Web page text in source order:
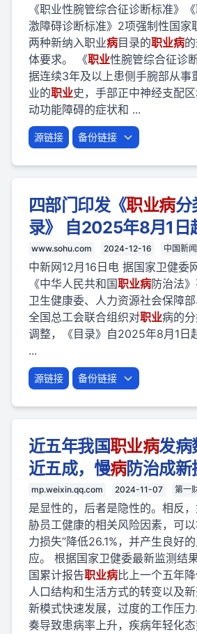
《职业性腕管综合征诊断标准》
激障碍诊断标准》2项强制性国家
两种新纳入职业病目录的职业病
体要求。 《职业性腕管综合征诊
据连续3年及以上患侧手腕部从事
业的职业史，手部正中神经支配
动功能障碍的症状和 ...
源链接 备份链接
四部门印发《职业病分
录》 自2025年8月1日
www.sohu.com 2024-12-16 中国新
中新网12月16日电 据国家卫健委
《中华人民共和国职业病防治法
卫生健康委、人力资源社会保障部
全国总工会联合组织对职业病的
调整，《目录》自2025年8月1日
...
源链接 备份链接
近五年我国职业病发病
近五成，慢病防治成新
mp.weixin.qq.com 2024-11-07 第一
是显性的，后者是隐性的。相反
胁员工健康的相关风险因素，可
力损失”降低26.1%，并产生良好
应。 根据国家卫健委最新监测结
国累计报告职业病比上一个五年
人口结构和生活方式的转变以及新
新模式快速发展，过度的工作压
奏导致患病率上升，疾病年轻化